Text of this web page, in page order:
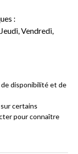
:
Vendredi,
disponibilité et de
certains
pour connaître